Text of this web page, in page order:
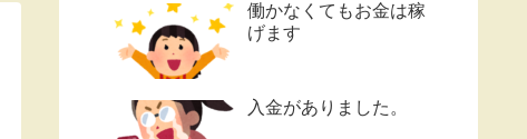
働かなくてもお金は稼
げます
入金がありました。